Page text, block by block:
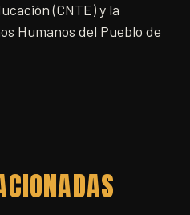
(CNTE) y la
Humanos del Pueblo de